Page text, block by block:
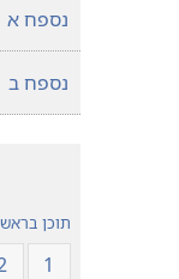
נספח א
נספח ב
תוכן
1